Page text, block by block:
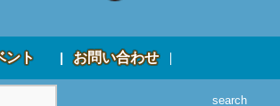
ント お問い合わせ
search